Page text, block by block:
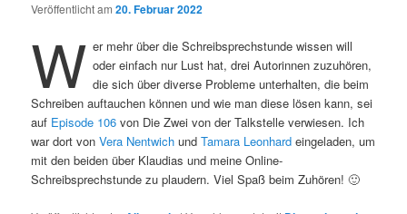
Veröffentlicht am20. Februar 2022
W er mehr über die Schreibsprechstunde wissen will
oder einfach nur Lust hat, drei Autorinnen zuzuhören,
die sich über diverse Probleme unterhalten, die beim
Schreiben auftauchen können und wie man diese lösen kann, sei
auf Episode 106 von Die Zwei von der Talkstelle verwiesen. Ich
war dort vonVera Nentwich undTamara Leonhard eingeladen, um
mit den beiden über Klaudias und meine Online-
Schreibsprechstunde zu plaudern. Viel Spaß beim Zuhören! 🙂